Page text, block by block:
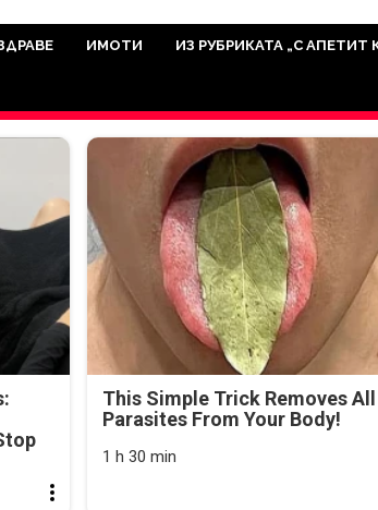
да отразява всичко
нашия сайт са от
затова държим на
ИМОТИ ИЗ РУБРИКАТА „С АПЕТИТ
This Simple Trick Removes All
Parasites From Your Body!
1 h 30 min